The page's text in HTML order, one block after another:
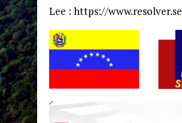
Lee : https://www.resolver.se